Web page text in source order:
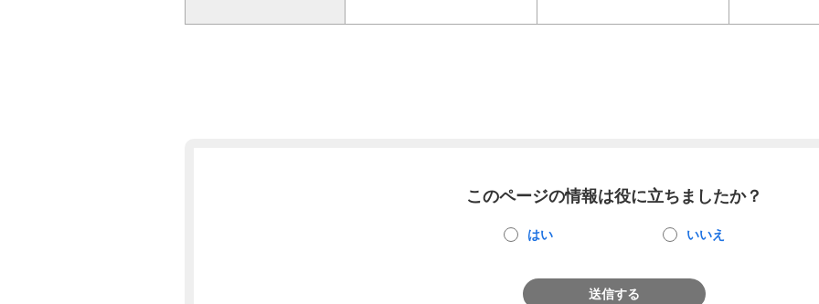
このページの情報は役に立ちましたか？
はい いいえ
送信する